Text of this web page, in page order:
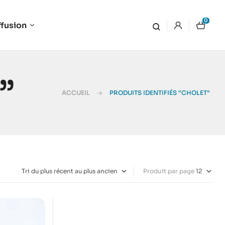
0
ACCUEIL PRODUITS IDENTIFIÉS “CHOLET”
Produit par page